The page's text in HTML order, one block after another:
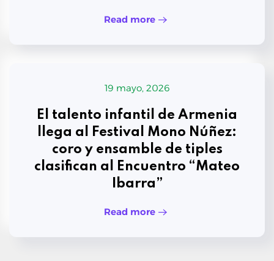
Read more
19 mayo, 2026
El talento infantil de Armenia
llega al Festival Mono Núñez:
coro y ensamble de tiples
clasifican al Encuentro “Mateo
Ibarra”
Read more